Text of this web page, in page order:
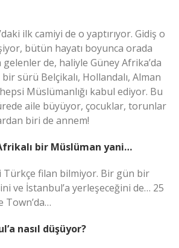
ilk camiyi de o yaptırıyor. Gidiş o
bütün hayatı boyunca orada
gelenler de, haliyle Güney Afrika’da
sürü Belçikalı, Hollandalı, Alman
Müslümanlığı kabul ediyor. Bu
aile büyüyor, çocuklar, torunlar
biri de annem!
bir Müslüman yani…
Türkçe filan bilmiyor. Bir gün bir
ve İstanbul’a yerleşeceğini de… 25
Town’da…
nasıl düşüyor?